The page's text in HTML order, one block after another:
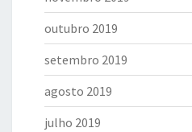
outubro 2019
setembro 2019
agosto 2019
julho 2019